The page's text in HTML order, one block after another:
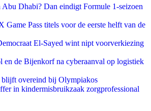
Abu Dhabi? Dan eindigt Formule 1-seizoen
Pass titels voor de eerste helft van de
El-Sayed wint nipt voorverkiezing
en de Bijenkorf na cyberaanval op logistiek
overeind bij Olympiakos
in kindermisbruikzaak zorgprofessional